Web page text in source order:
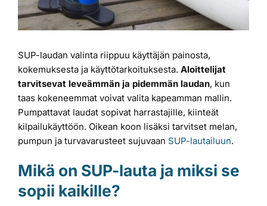
SUP-laudan valinta riippuu käyttäjän painosta,
kokemuksesta ja käyttötarkoituksesta. Aloittelijat
tarvitsevat leveämmän ja pidemmän laudan, kun
taas kokeneemmat voivat valita kapeamman mallin.
Pumpattavat laudat sopivat harrastajille, kiinteät
kilpailukäyttöön. Oikean koon lisäksi tarvitset melan,
pumpun ja turvavarusteet sujuvaan SUP-lautailuun.
Mikä on SUP-lauta ja miksi se
sopii kaikille?